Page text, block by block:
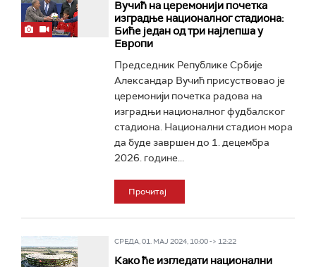
Вучић на церемонији почетка
изградње националног стадиона:
Биће један од три најлепша у
Европи
Председник Републике Србије
Александар Вучић присуствовао је
церемонији почетка радова на
изградњи националног фудбалског
стадиона. Национални стадион мора
да буде завршен до 1. децембра
2026. године...
Прочитај
СРЕДА, 01. МАЈ 2024, 10:00 -> 12:22
Како ће изгледати национални